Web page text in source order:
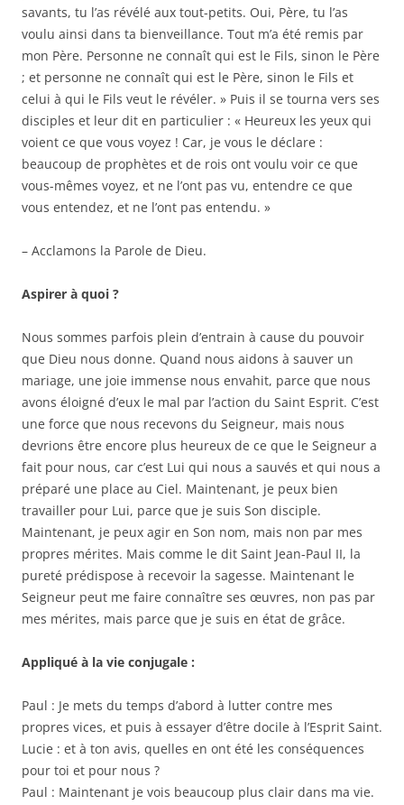
savants, tu l’as révélé aux tout-petits. Oui, Père, tu l’as
voulu ainsi dans ta bienveillance. Tout m’a été remis par
mon Père. Personne ne connaît qui est le Fils, sinon le Père
; et personne ne connaît qui est le Père, sinon le Fils et
celui à qui le Fils veut le révéler. » Puis il se tourna vers ses
disciples et leur dit en particulier : « Heureux les yeux qui
voient ce que vous voyez ! Car, je vous le déclare :
beaucoup de prophètes et de rois ont voulu voir ce que
vous-mêmes voyez, et ne l’ont pas vu, entendre ce que
vous entendez, et ne l’ont pas entendu. »
– Acclamons la Parole de Dieu.
Aspirer à quoi ?
Nous sommes parfois plein d’entrain à cause du pouvoir
que Dieu nous donne. Quand nous aidons à sauver un
mariage, une joie immense nous envahit, parce que nous
avons éloigné d’eux le mal par l’action du Saint Esprit. C’est
une force que nous recevons du Seigneur, mais nous
devrions être encore plus heureux de ce que le Seigneur a
fait pour nous, car c’est Lui qui nous a sauvés et qui nous a
préparé une place au Ciel. Maintenant, je peux bien
travailler pour Lui, parce que je suis Son disciple.
Maintenant, je peux agir en Son nom, mais non par mes
propres mérites. Mais comme le dit Saint Jean-Paul II, la
pureté prédispose à recevoir la sagesse. Maintenant le
Seigneur peut me faire connaître ses œuvres, non pas par
mes mérites, mais parce que je suis en état de grâce.
Appliqué à la vie conjugale :
Paul : Je mets du temps d’abord à lutter contre mes
propres vices, et puis à essayer d’être docile à l’Esprit Saint.
Lucie : et à ton avis, quelles en ont été les conséquences
pour toi et pour nous ?
Paul : Maintenant je vois beaucoup plus clair dans ma vie.